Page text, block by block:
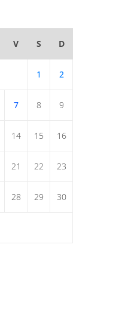
V S D
1 2
7 8 9
14 15 16
21 22 23
28 29 30